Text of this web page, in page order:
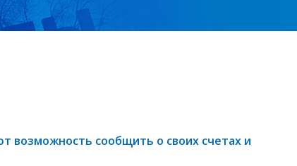
возможность сообщить о своих счетах и